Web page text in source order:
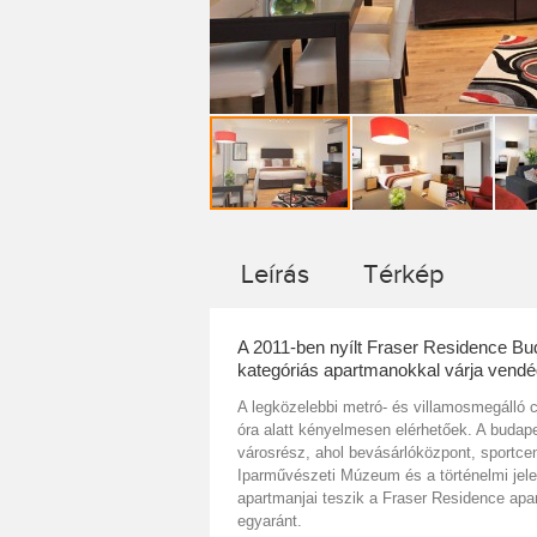
Leírás Térkép
A 2011-ben nyílt Fraser Residence
kategóriás apartmanokkal várja
A legközelebbi metró- és villamosmegálló
óra alatt kényelmesen elérhetőek. A
városrész, ahol bevásárlóközpont,
Iparművészeti Múzeum és a történelmi
apartmanjai teszik a Fraser Residence
egyaránt.